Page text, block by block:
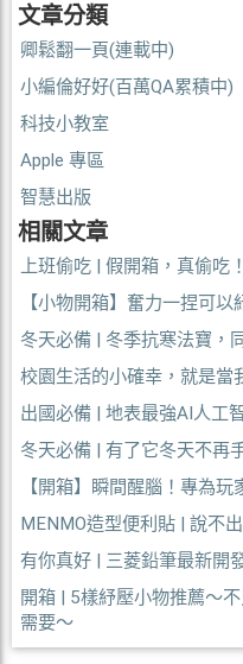
文章分類
卿鬆翻一頁(連載中)
小編倫好好(百萬QA累積中)
科技小教室
Apple 專區
智慧出版
相關文章
上班偷吃 | 假開箱，真偷吃
【小物開箱】奮力一捏可
冬天必備 | 冬季抗寒法寶，
校園生活的小確幸，就是當
出國必備 | 地表最強AI人工
冬天必備 | 有了它冬天不再
【開箱】瞬間醒腦！專為
MENMO造型便利貼 | 說不
有你真好 | 三菱鉛筆最新開
開箱 | 5樣紓壓小物推薦～
需要～